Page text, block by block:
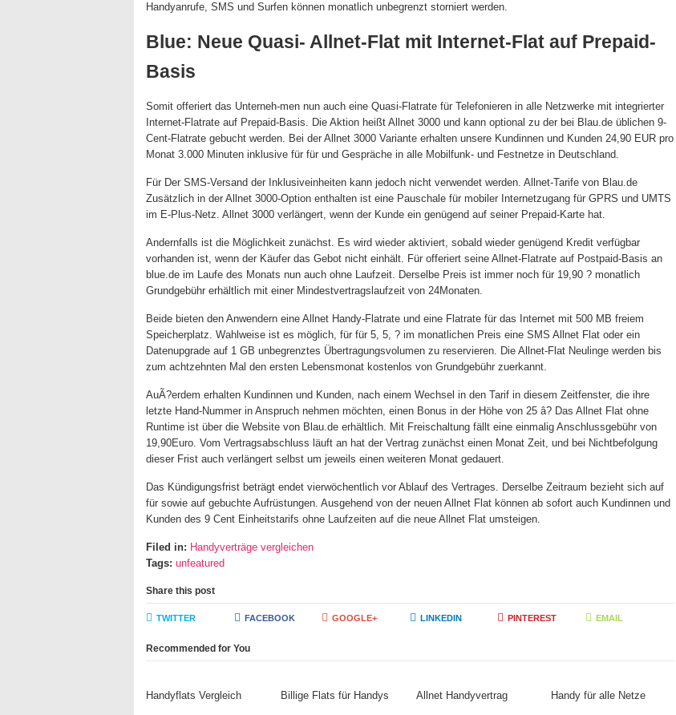
Handyanrufe, SMS und Surfen können monatlich unbegrenzt storniert werden.
Blue: Neue Quasi- Allnet-Flat mit Internet-Flat auf Prepaid-
Basis
Somit offeriert das Unterneh-men nun auch eine Quasi-Flatrate für Telefonieren in alle Netzwerke mit integrierter
Internet-Flatrate auf Prepaid-Basis. Die Aktion heißt Allnet 3000 und kann optional zu der bei Blau.de üblichen 9-
Cent-Flatrate gebucht werden. Bei der Allnet 3000 Variante erhalten unsere Kundinnen und Kunden 24,90 EUR pro
Monat 3.000 Minuten inklusive für für und Gespräche in alle Mobilfunk- und Festnetze in Deutschland.
Für Der SMS-Versand der Inklusiveinheiten kann jedoch nicht verwendet werden. Allnet-Tarife von Blau.de
Zusätzlich in der Allnet 3000-Option enthalten ist eine Pauschale für mobiler Internetzugang für GPRS und UMTS
im E-Plus-Netz. Allnet 3000 verlängert, wenn der Kunde ein genügend auf seiner Prepaid-Karte hat.
Andernfalls ist die Möglichkeit zunächst. Es wird wieder aktiviert, sobald wieder genügend Kredit verfügbar
vorhanden ist, wenn der Käufer das Gebot nicht einhält. Für offeriert seine Allnet-Flatrate auf Postpaid-Basis an
blue.de im Laufe des Monats nun auch ohne Laufzeit. Derselbe Preis ist immer noch für 19,90 ? monatlich
Grundgebühr erhältlich mit einer Mindestvertragslaufzeit von 24Monaten.
Beide bieten den Anwendern eine Allnet Handy-Flatrate und eine Flatrate für das Internet mit 500 MB freiem
Speicherplatz. Wahlweise ist es möglich, für für 5, 5, ? im monatlichen Preis eine SMS Allnet Flat oder ein
Datenupgrade auf 1 GB unbegrenztes Übertragungsvolumen zu reservieren. Die Allnet-Flat Neulinge werden bis
zum achtzehnten Mal den ersten Lebensmonat kostenlos von Grundgebühr zuerkannt.
AuÃ?erdem erhalten Kundinnen und Kunden, nach einem Wechsel in den Tarif in diesem Zeitfenster, die ihre
letzte Hand-Nummer in Anspruch nehmen möchten, einen Bonus in der Höhe von 25 â? Das Allnet Flat ohne
Runtime ist über die Website von Blau.de erhältlich. Mit Freischaltung fällt eine einmalig Anschlussgebühr von
19,90Euro. Vom Vertragsabschluss läuft an hat der Vertrag zunächst einen Monat Zeit, und bei Nichtbefolgung
dieser Frist auch verlängert selbst um jeweils einen weiteren Monat gedauert.
Das Kündigungsfrist beträgt endet vierwöchentlich vor Ablauf des Vertrages. Derselbe Zeitraum bezieht sich auf
für sowie auf gebuchte Aufrüstungen. Ausgehend von der neuen Allnet Flat können ab sofort auch Kundinnen und
Kunden des 9 Cent Einheitstarifs ohne Laufzeiten auf die neue Allnet Flat umsteigen.
Filed in: Handyverträge vergleichen
Tags: unfeatured
Share this post
TWITTER FACEBOOK GOOGLE+ LINKEDIN PINTEREST EMAIL
Recommended for You
Handyflats Vergleich Billige Flats für Handys Allnet Handyvertrag Handy für alle Netze